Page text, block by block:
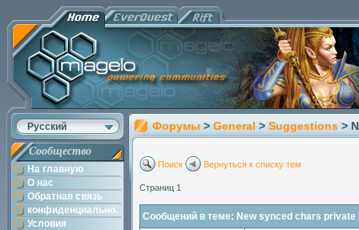
Русский
Сообщество
На главную
О нас
Обратная связь
конфиденциально.
Условия
Форумы > General > Suggestions >
Поиск Вернуться к списку тем
Страниц 1
Сообщений в теме: New synced chars private